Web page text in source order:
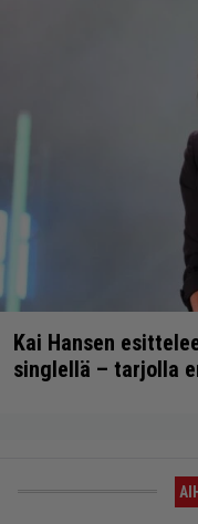
Kai Hansen
singlellä – tarjolla